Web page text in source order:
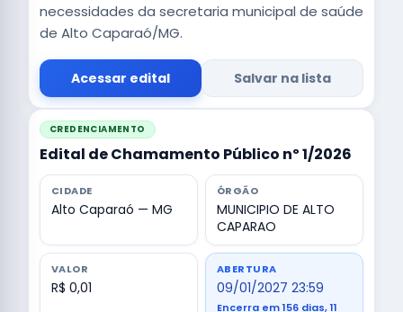
necessidades da secretaria municipal de saúde
de Alto Caparaó/MG.
Acessar edital Salvar na lista
CREDENCIAMENTO
Edital de Chamamento Público nº 1/2026
CIDADE
Alto Caparaó — MG
ÓRGÃO
MUNICIPIO DE ALTO
CAPARAO
VALOR
R$ 0,01
ABERTURA
09/01/2027 23:59
Encerra em 156 dias, 11